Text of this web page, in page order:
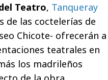
Teatro, Tanqueray
de las coctelerías de
Chicote- ofrecerán a
teatrales en
los madrileños